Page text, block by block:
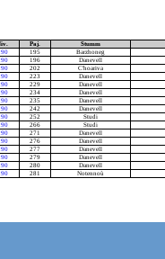
Paj. Stumm
195 Barzhoneg
196 Danevell
202 C'hoariva
223 Danevell
229 Danevell
234 Danevell
235 Danevell
242 Danevell
252 Studi
266 Studi
271 Danevell
276 Danevell
277 Danevell
279 Danevell
280 Danevell
281 Notennoù